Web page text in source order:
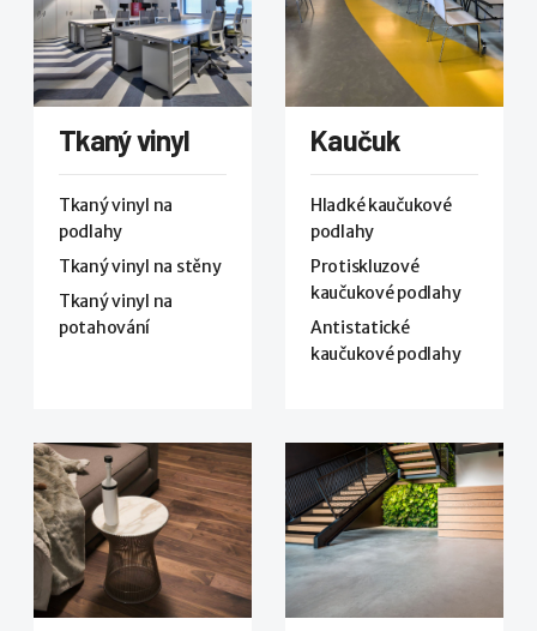
Tkaný vinyl
Tkaný vinyl na
podlahy
Tkaný vinyl na stěny
Tkaný vinyl na
potahování
Kaučuk
Hladké kaučukové
podlahy
Protiskluzové
kaučukové podlahy
Antistatické
kaučukové podlahy